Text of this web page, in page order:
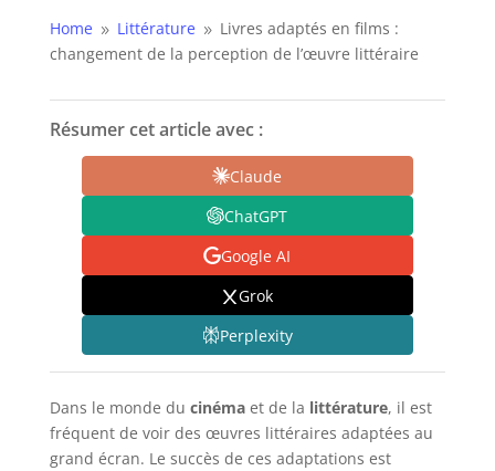
Home 9 Littérature 9 Livres adaptés en films :
changement de la perception de l’œuvre littéraire
Résumer cet article avec :
Claude
ChatGPT
Google AI
Grok
Perplexity
Dans le monde du cinémaet de la littérature, il est
fréquent de voir des œuvres littéraires adaptées au
grand écran. Le succès de ces adaptations est